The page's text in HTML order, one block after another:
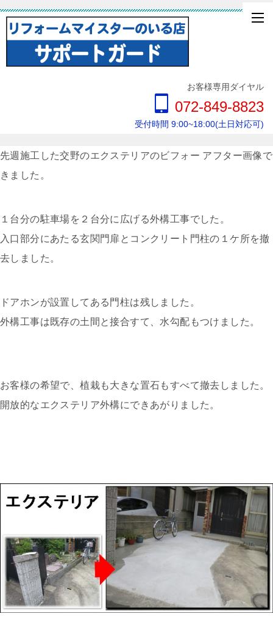
お客様専用ダイヤル
072-849-8823
受付時間 9:00~18:00(土日対応可)
先週施工した交野のエクステリアのビフォー アフター画像で
きました。
１台分の駐車場を２台分に広げる外構工事でした。
入口部分にあたる玄関門扉とコンクリート門柱の１ケ所を撤
去しました。
ドアホンが設置してある門柱は残しました。
外構工事は既存の土間と接合すて、水勾配もつけました。
お客様の希望で、植栽も大きな置石もすべて撤去しました。
開放的なエクステリア外構にできあがりました。